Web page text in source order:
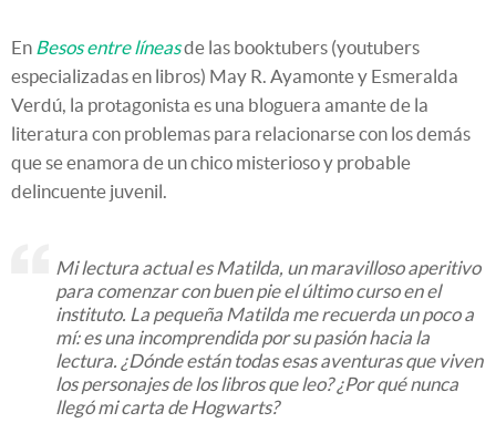
En Besos entre líneasde las booktubers (youtubers
especializadas en libros) May R. Ayamonte y Esmeralda
Verdú, la protagonista es una bloguera amante de la
literatura con problemas para relacionarse con los demás
que se enamora de un chico misterioso y probable
delincuente juvenil.
Mi lectura actual es Matilda, un maravilloso aperitivo
para comenzar con buen pie el último curso en el
instituto. La pequeña Matilda me recuerda un poco a
mí: es una incomprendida por su pasión hacia la
lectura. ¿Dónde están todas esas aventuras que viven
los personajes de los libros que leo? ¿Por qué nunca
llegó mi carta de Hogwarts?